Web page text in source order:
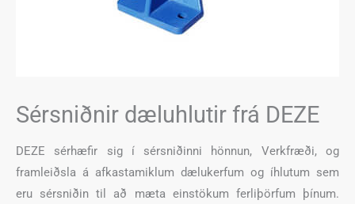
Sérsniðnir dæluhlutir frá DEZE
DEZE sérhæfir sig í sérsniðinni hönnun, Verkfræði, og
framleiðsla á afkastamiklum dælukerfum og íhlutum sem
eru sérsniðin til að mæta einstökum ferliþörfum þínum.